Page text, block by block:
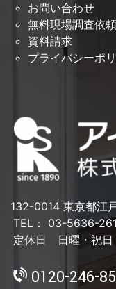
お問い合わせ
無料現場調査依頼
資料請求
プライバシーポ
132-0014 東京都江
TEL： 03-5636-
定休日 日曜・祝日
0120-246-